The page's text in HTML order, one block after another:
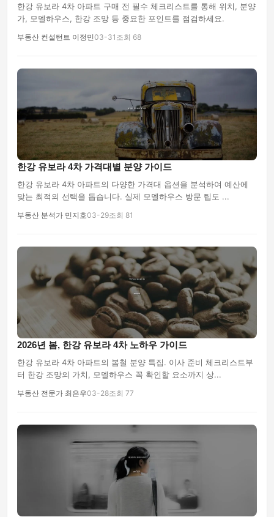
한강 유보라 4차 아파트 구매 전 필수 체크리스트를 통해 위치, 분양
가, 모델하우스, 한강 조망 등 중요한 포인트를 점검하세요.
부동산 컨설턴트 이정민03-31 조회 68
한강 유보라 4차 가격대별 분양 가이드
한강 유보라 4차 아파트의 다양한 가격대 옵션을 분석하여 예산에
맞는 최적의 선택을 돕습니다. 실제 모델하우스 방문 팁도 ...
부동산 분석가 민지호03-29조회 81
2026년 봄, 한강 유보라 4차 노하우 가이드
한강 유보라 4차 아파트의 봄철 분양 특집. 이사 준비 체크리스트부
터 한강 조망의 가치, 모델하우스 꼭 확인할 요소까지 상...
부동산 전문가 최은우03-28조회 77